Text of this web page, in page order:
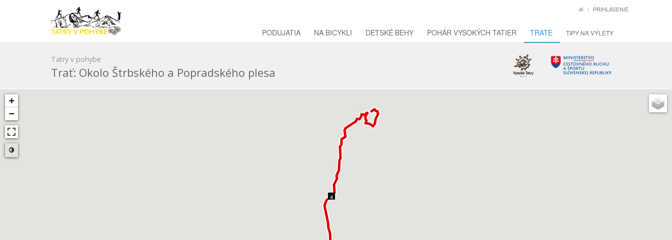
PRIHLÁSENIE
PODUJATIA NA BICYKLI DETSKÉ BEHY POHÁR VYSOKÝCH TATIER TRATE TIPY NA VÝLETY
Tatry v pohybe
Trať: Okolo Štrbského a Popradského plesa
4
+
−